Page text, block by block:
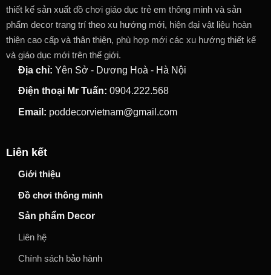
thiết kế sản xuất đồ chơi giáo dục trẻ em thông minh và sản
phẩm decor trang trí theo xu hướng mới, hiện đại vật liệu hoàn
thiện cao cấp và thân thiện, phù hợp mới các xu hướng thiết kế
và giáo dục mới trên thế giới.
Địa chỉ: Yên Sở - Dương Hoà - Hà Nội
Điện thoại Mr Tuấn: 0904.222.568
Email: poddecorvietnam@gmail.com
Liên kết
Giới thiệu
Đồ chơi thông minh
Sản phẩm Decor
Liên hệ
Chính sách bảo hành